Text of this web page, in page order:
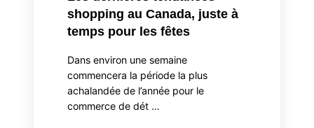
shopping au Canada, juste à
temps pour les fêtes
Dans environ une semaine
commencera la période la plus
achalandée de l’année pour le
commerce de dét …